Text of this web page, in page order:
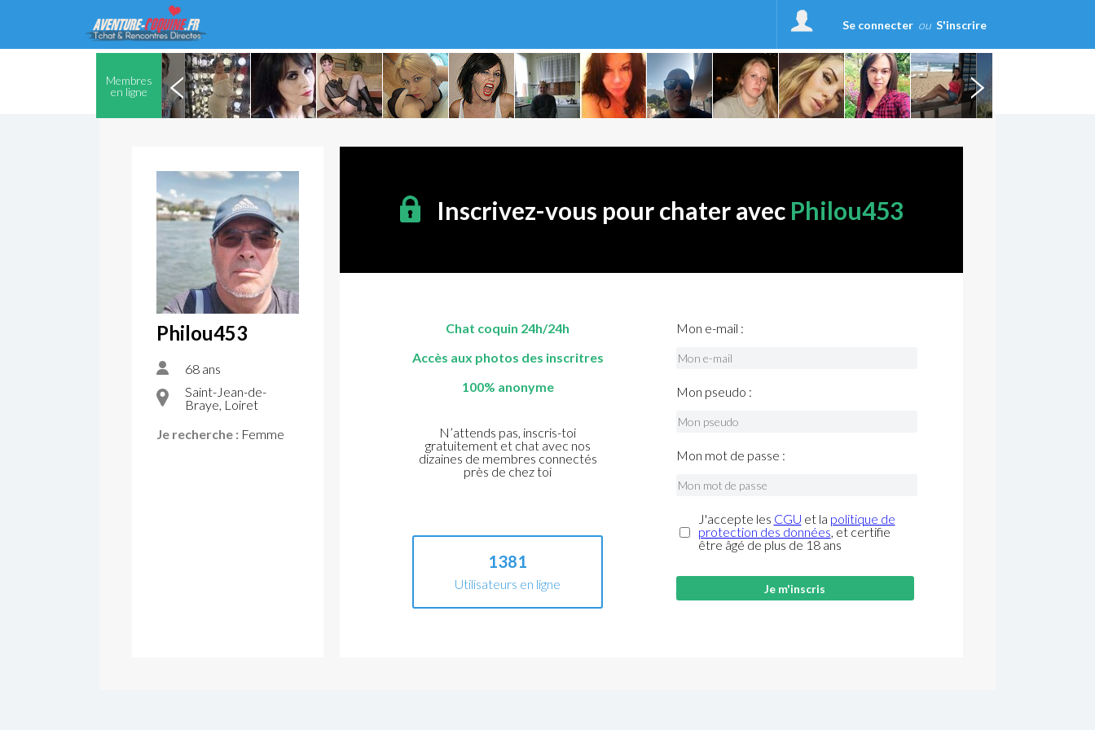
Se connecter ou S'inscrire
Membres
en ligne
Philou453
68 ans
Saint-Jean-de-
Braye, Loiret
Je recherche : Femme
Inscrivez-vous pour chater avec Philou453
Chat coquin 24h/24h
Accès aux photos des inscritres
100% anonyme
N’attends pas, inscris-toi
gratuitement et chat avec nos
dizaines de membres connectés
près de chez toi
1381
Utilisateurs en ligne
Mon e-mail :
Mon pseudo :
Mon mot de passe :
J'accepte les CGU et la politique de
protection des données, et certifie
être âgé de plus de 18 ans